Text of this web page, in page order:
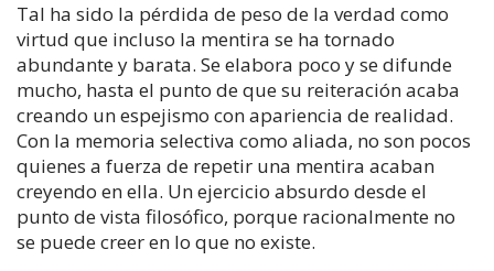
Tal ha sido la pérdida de peso de la verdad como
virtud que incluso la mentira se ha tornado
abundante y barata. Se elabora poco y se difunde
mucho, hasta el punto de que su reiteración acaba
creando un espejismo con apariencia de realidad.
Con la memoria selectiva como aliada, no son pocos
quienes a fuerza de repetir una mentira acaban
creyendo en ella. Un ejercicio absurdo desde el
punto de vista filosófico, porque racionalmente no
se puede creer en lo que no existe.